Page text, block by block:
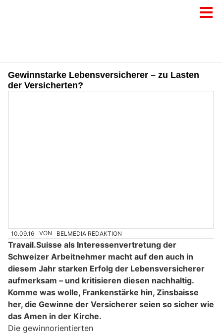
Gewinnstarke Lebensversicherer – zu Lasten
der Versicherten?
10.09.16 VON BELMEDIA REDAKTION
Travail.Suisse als Interessenvertretung der
Schweizer Arbeitnehmer macht auf den auch in
diesem Jahr starken Erfolg der Lebensversicherer
aufmerksam – und kritisieren diesen nachhaltig.
Komme was wolle, Frankenstärke hin, Zinsbaisse
her, die Gewinne der Versicherer seien so sicher wie
das Amen in der Kirche.
Die gewinnorientierten